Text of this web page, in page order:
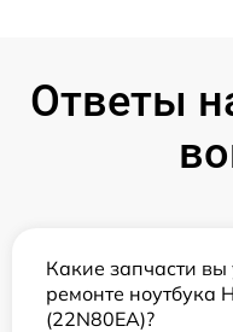
Ответы
Какие запчасти вы
ремонте ноутбука
(22N80EA)?